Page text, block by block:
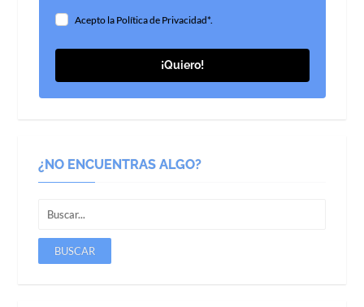
Acepto la Política de Privacidad*.
¡Quiero!
¿NO ENCUENTRAS ALGO?